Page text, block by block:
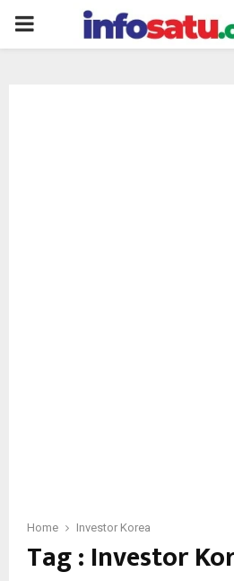
PRIMARY
Home Investor Korea
Tag : Investor